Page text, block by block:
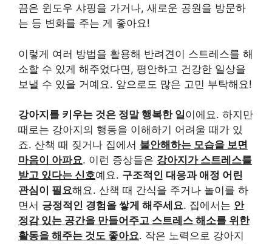
끔은 윈도우 샤핑을 가거나, 새로운 공원을 방문하
는 등 변화를 주는 게 좋아요!
이렇게 여러 방법을 활용해 반려견이 스트레스를 해
소할 수 있게 해주었다면, 평안하고 건강한 일상을
보낼 수 있을 거예요. 앞으로도 많은 고민 부탁해요!
강아지를 키우는 것은 정말 행복한 일이에요. 하지만
때로는 강아지의 행동을 이해하기 어려울 때가 있
죠. 산책 때 짖거나 집에서 불안해하는 모습을 보면
마음이 아파요. 이런 증상들은 강아지가 스트레스를
받고 있다는 신호예요. 구조적인 대응과 애정 어린
관심이 필요해요. 산책 때 간식을 주거나 놀이를 하
면서 긍정적인 경험을 쌓게 해주세요. 집에서는 안
정감 있는 공간을 만들어주고 스트레스 해소를 위한
활동을 해주는 것도 좋아요. 작은 노력으로 강아지